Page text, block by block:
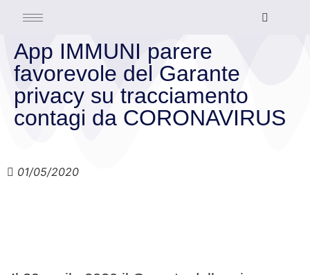
App IMMUNI parere
favorevole del Garante
privacy su tracciamento
contagi da CORONAVIRUS
01/05/2020